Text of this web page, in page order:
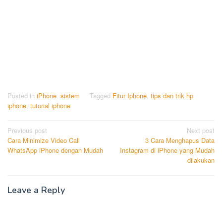
Posted in iPhone sistem Tagged Fitur Iphone tips dan trik hp
iphone tutorial iphone
Post
navigation
Previous post
Cara Minimize Video Call
WhatsApp iPhone dengan Mudah
Next post
3 Cara Menghapus Data
Instagram di iPhone yang Mudah
dilakukan
Leave a Reply